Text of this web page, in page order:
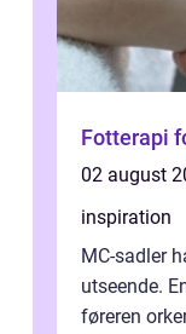
Fotterapi
02 august
inspiration
MC-sadler
utseende.
føreren